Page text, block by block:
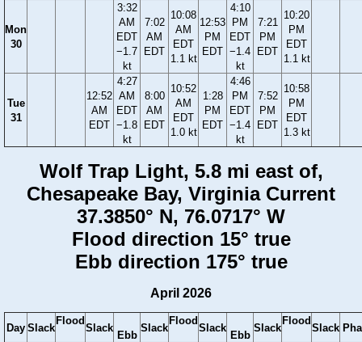
Mon
30
3:32
AM
EDT
−1.7
kt
7:02
AM
EDT
10:08
AM
EDT
1.1 kt
12:53
PM
EDT
4:10
PM
EDT
−1.4
kt
7:21
PM
EDT
10:20
PM
EDT
1.1 kt
Tue
31
12:52
AM
EDT
4:27
AM
EDT
−1.8
kt
8:00
AM
EDT
10:52
AM
EDT
1.0 kt
1:28
PM
EDT
4:46
PM
EDT
−1.4
kt
7:52
PM
EDT
10:58
PM
EDT
1.3 kt
Wolf Trap Light, 5.8 mi east of,
Chesapeake Bay, Virginia Current
37.3850° N, 76.0717° W
Flood direction 15° true
Ebb direction 175° true
April 2026
Day Slack
Flood
Slack
Ebb
Slack
Flood
Slack
Ebb
Slack
Flood
Slack